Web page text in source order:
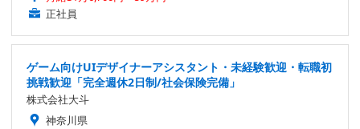
正社員
ゲーム向けUIデザイナーアシスタント・未経験歓迎・転職初
挑戦歓迎「完全週休2日制/社会保険完備」
株式会社大斗
神奈川県